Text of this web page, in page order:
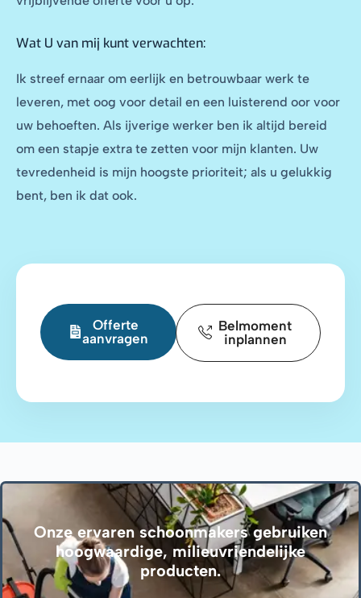
Wat U van mij kunt verwachten:
Ik streef ernaar om eerlijk en betrouwbaar werk te
leveren, met oog voor detail en een luisterend oor voor
uw behoeften. Als ijverige werker ben ik altijd bereid
om een stapje extra te zetten voor mijn klanten. Uw
tevredenheid is mijn hoogste prioriteit; als u gelukkig
bent, ben ik dat ook.
Offerte
aanvragen
Belmoment
inplannen
Onze ervaren schoonmakers gebruiken
hoogwaardige, milieuvriendelijke
producten.